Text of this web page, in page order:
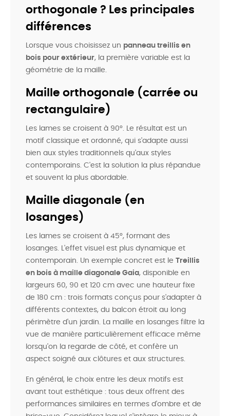
orthogonale ? Les principales
différences
Lorsque vous choisissez un panneau treillis en
bois pour extérieur, la première variable est la
géométrie de la maille.
Maille orthogonale (carrée ou
rectangulaire)
Les lames se croisent à 90°. Le résultat est un
motif classique et ordonné, qui s'adapte aussi
bien aux styles traditionnels qu'aux styles
contemporains. C'est la solution la plus répandue
et souvent la plus abordable.
Maille diagonale (en
losanges)
Les lames se croisent à 45°, formant des
losanges. L'effet visuel est plus dynamique et
contemporain. Un exemple concret est le Treillis
en bois à maille diagonale Gaia, disponible en
largeurs 60, 90 et 120 cm avec une hauteur fixe
de 180 cm : trois formats conçus pour s'adapter à
différents contextes, du balcon étroit au long
périmètre d'un jardin. La maille en losanges filtre la
vue de manière particulièrement efficace même
lorsqu'on la regarde de côté, et confère un
aspect soigné aux clôtures et aux structures.
En général, le choix entre les deux motifs est
avant tout esthétique : tous deux offrent des
performances similaires en termes d'ombre et de